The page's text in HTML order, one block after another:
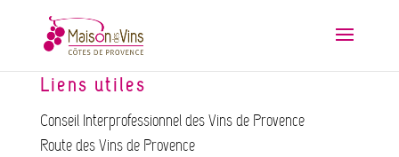
Liens utiles
Conseil Interprofessionnel des Vins de Provence
Route des Vins de Provence